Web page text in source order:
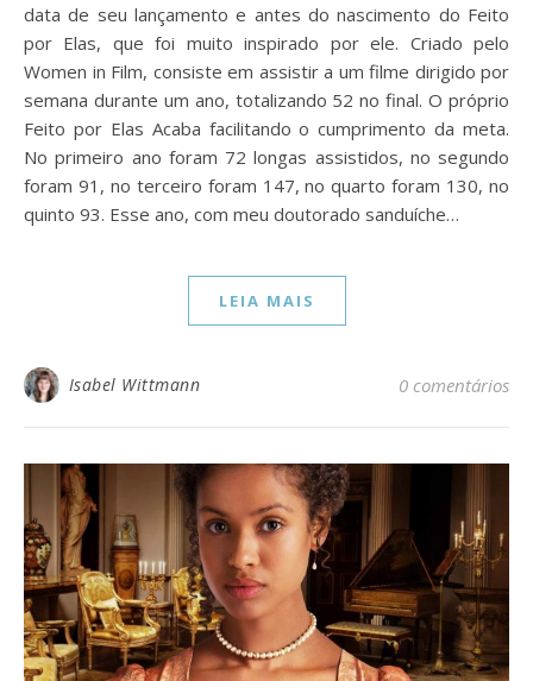
data de seu lançamento e antes do nascimento do Feito
por Elas, que foi muito inspirado por ele. Criado pelo
Women in Film, consiste em assistir a um filme dirigido por
semana durante um ano, totalizando 52 no final. O próprio
Feito por Elas Acaba facilitando o cumprimento da meta.
No primeiro ano foram 72 longas assistidos, no segundo
foram 91, no terceiro foram 147, no quarto foram 130, no
quinto 93. Esse ano, com meu doutorado sanduíche…
LEIA MAIS
Isabel Wittmann 0 comentários